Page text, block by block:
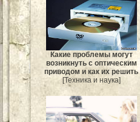
Какие проблемы могут
возникнуть с оптическим
приводом и как их решить
[Техника и наука]